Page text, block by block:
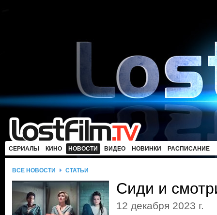
СЕРИАЛЫ КИНО НОВОСТИ ВИДЕО НОВИНКИ РАСПИСАНИЕ
ВСЕ НОВОСТИ СТАТЬИ
Сиди и
12 декабря 2023 г.